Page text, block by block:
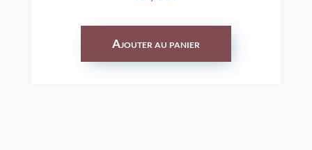
Ajouter au panier